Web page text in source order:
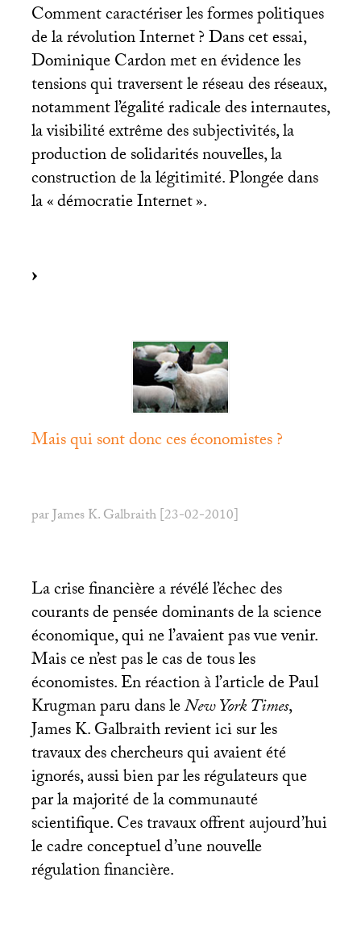
Comment caractériser les formes politiques
de la révolution Internet? Dans cet essai,
Dominique Cardon met en évidence les
tensions qui traversent le réseau des réseaux,
notamment l’égalité radicale des internautes,
la visibilité extrême des subjectivités, la
production de solidarités nouvelles, la
construction de la légitimité. Plongée dans
la «démocratie Internet».
Mais qui sont donc ces économistes?
par James K. Galbraith [23-02-2010]
La crise financière a révélé l’échec des
courants de pensée dominants de la science
économique, qui ne l’avaient pas vue venir.
Mais ce n’est pas le cas de tous les
économistes. En réaction à l’article de Paul
Krugman paru dans leNew York Times,
James K. Galbraith revient ici sur les
travaux des chercheurs qui avaient été
ignorés, aussi bien par les régulateurs que
par la majorité de la communauté
scientifique. Ces travaux offrent aujourd’hui
le cadre conceptuel d’une nouvelle
régulation financière.